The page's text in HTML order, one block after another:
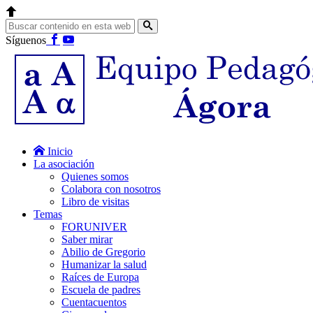
Síguenos
Inicio
La asociación
Quienes somos
Colabora con nosotros
Libro de visitas
Temas
FORUNIVER
Saber mirar
Abilio de Gregorio
Humanizar la salud
Raíces de Europa
Escuela de padres
Cuentacuentos